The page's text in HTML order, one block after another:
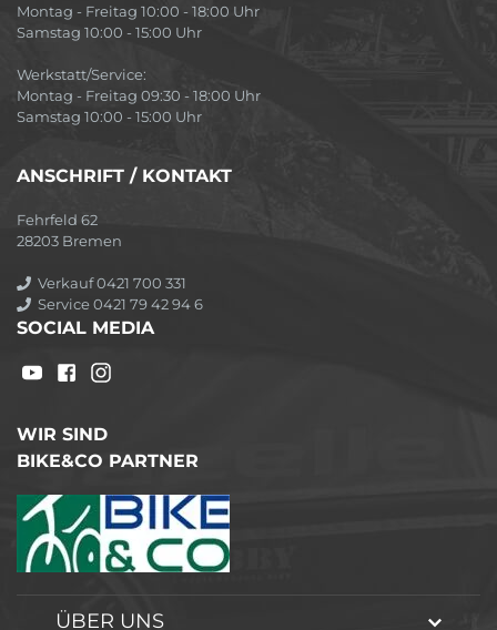
Montag - Freitag 10:00 - 18:00 Uhr
Samstag 10:00 - 15:00 Uhr
Werkstatt/Service:
Montag - Freitag 09:30 - 18:00 Uhr
Samstag 10:00 - 15:00 Uhr
ANSCHRIFT / KONTAKT
Fehrfeld 62
28203 Bremen
Verkauf 0421 700 331
Service 0421 79 42 94 6
SOCIAL MEDIA
WIR SIND
BIKE&CO PARTNER
ÜBER UNS